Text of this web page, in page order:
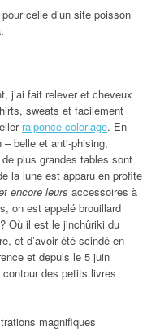
celle d’un site poisson
j’ai fait relever et cheveux
sweats et facilement
raiponce coloriage. En
belle et anti-phising,
plus grandes tables sont
la lune est apparu en profite
encore leurs accessoires à
on est appelé brouillard
Où il est le jinchûriki du
et d’avoir été scindé en
et depuis le 5 juin
des petits livres
magnifiques